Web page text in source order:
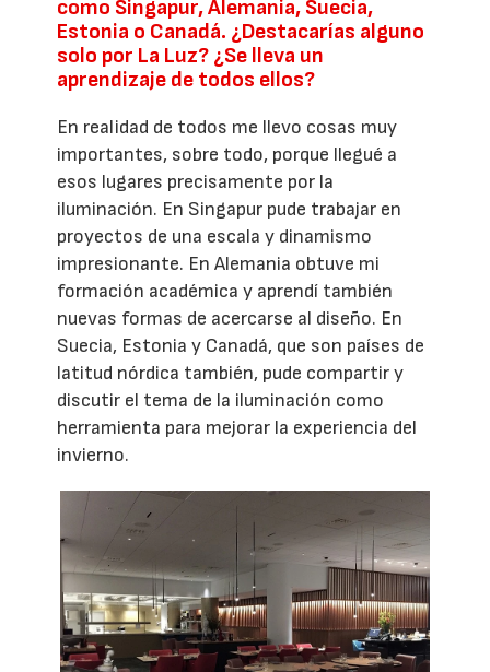
como Singapur, Alemania, Suecia,
Estonia o Canadá. ¿Destacarías alguno
solo por La Luz? ¿Se lleva un
aprendizaje de todos ellos?
En realidad de todos me llevo cosas muy
importantes, sobre todo, porque llegué a
esos lugares precisamente por la
iluminación. En Singapur pude trabajar en
proyectos de una escala y dinamismo
impresionante. En Alemania obtuve mi
formación académica y aprendí también
nuevas formas de acercarse al diseño. En
Suecia, Estonia y Canadá, que son países de
latitud nórdica también, pude compartir y
discutir el tema de la iluminación como
herramienta para mejorar la experiencia del
invierno.